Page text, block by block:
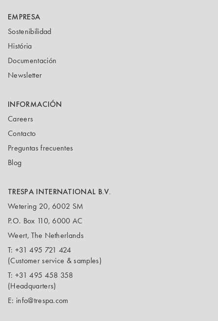
EMPRESA
Sostenibilidad
História
Documentación
Newsletter
INFORMACIÓN
Careers
Contacto
Preguntas frecuentes
Blog
TRESPA INTERNATIONAL B.V.
Wetering 20, 6002 SM
P.O. Box 110, 6000 AC
Weert, The Netherlands
T: +31 495 721 424
(Customer service & samples)
T: +31 495 458 358
(Headquarters)
E: info@trespa.com